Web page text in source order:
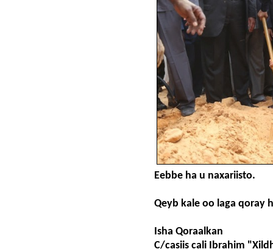
Eebbe ha u naxariisto.
Qeyb kale oo laga qoray
Isha Qoraalkan
C/casiis cali Ibrahim